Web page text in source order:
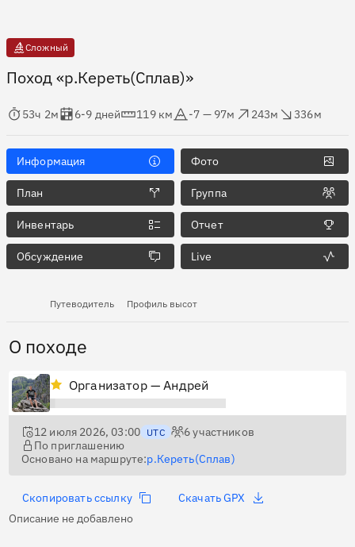
Сложный
Поход «р.Кереть(Сплав)»
в пути
53ч 2м
Оценка в днях
6-9 дней
Дистанция
119 км
Абсолютная высота
-7 — 97м
243м
336м
Информация Фото
План Группа
Инвентарь Отчет
Обсуждение Live
Путеводитель Профиль высот
О походе
Организатор — Андрей
12 июля 2026, 03:00 UTC 6участников
По приглашению
Основано на маршруте:р.Кереть(Сплав)
Скопировать ссылку
Скачать GPX
Описание не добавлено